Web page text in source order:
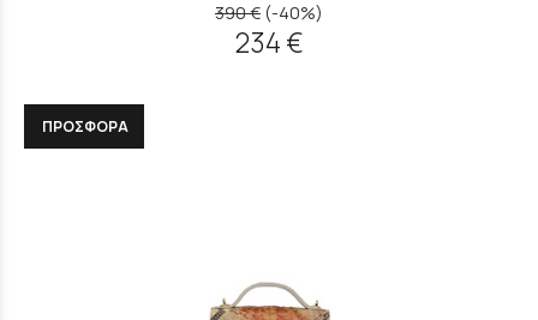
390 € (-40%)
234 €
ΠΡΟΣΦΟΡΑ